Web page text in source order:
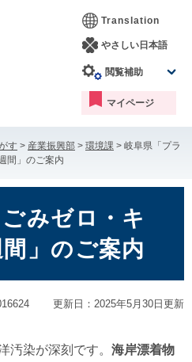
Translation
やさしい日本語
閲覧補助
マイページ
す > 産業振興部 > 環境課 > 岐阜県「プラ
間」のご案内
みゼロ・キ
」のご案内
更新日：2025年5月30日更新
汚染が深刻です。 海岸漂着物